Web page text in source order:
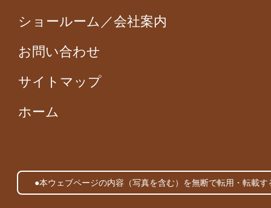
ショールーム／会社案内
お問い合わせ
サイトマップ
ホーム
●本ウェブページの内容（写真を含む）を無断で転用・転載